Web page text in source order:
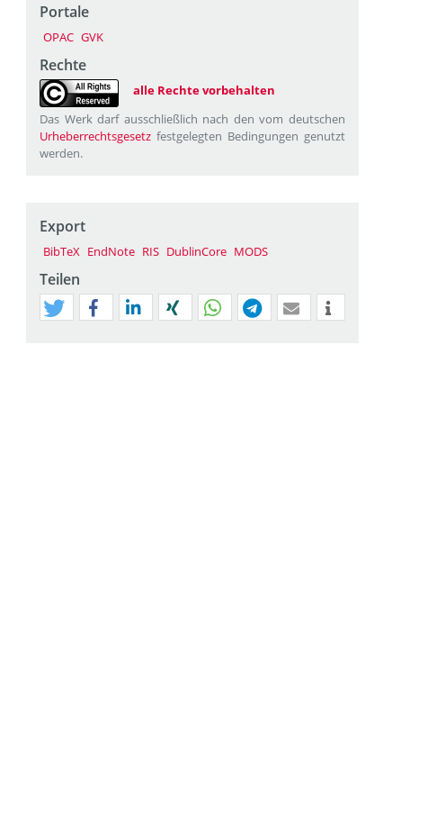
Portale
OPAC GVK
Rechte
alle Rechte vorbehalten
Das Werk darf ausschließlich nach den vom deutschen
Urheberrechtsgesetz festgelegten Bedingungen genutzt
werden.
Export
BibTeX EndNote RIS DublinCore MODS
Teilen